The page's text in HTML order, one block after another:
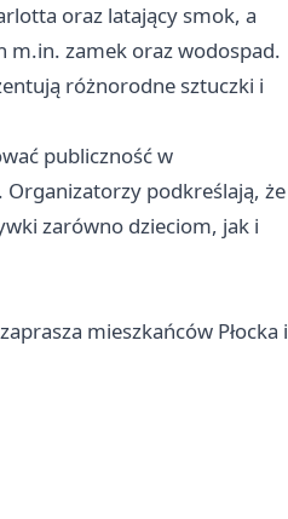
oraz latający smok, a
m.in. zamek oraz wodospad.
różnorodne sztuczki i
publiczność w
podkreślają, że
zarówno dzieciom, jak i
mieszkańców Płocka i